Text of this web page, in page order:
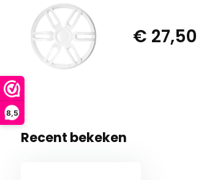
8,5
€ 27,50
Recent bekeken